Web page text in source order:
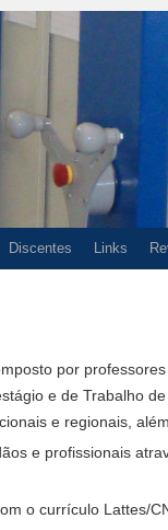
Discentes Links
por
e de Trabalho
e regionais,
e profissionais
o currículo Lattes/